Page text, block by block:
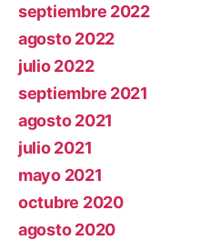
septiembre 2022
agosto 2022
julio 2022
septiembre 2021
agosto 2021
julio 2021
mayo 2021
octubre 2020
agosto 2020